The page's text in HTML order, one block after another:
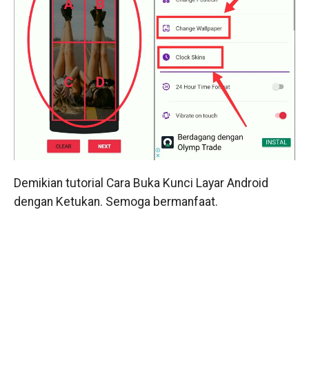
Demikian tutorial Cara Buka Kunci Layar Android
dengan Ketukan. Semoga bermanfaat.